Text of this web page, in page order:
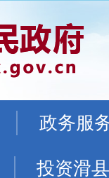
政务服
投资滑县